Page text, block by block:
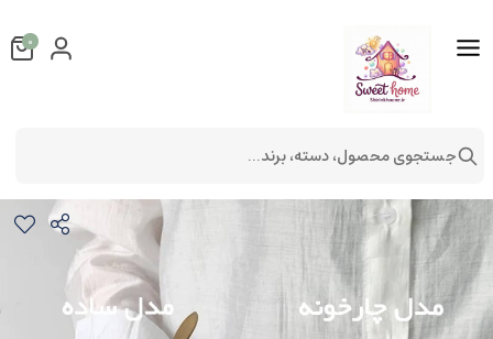
0
جستجوی محصول، دسته، برند...